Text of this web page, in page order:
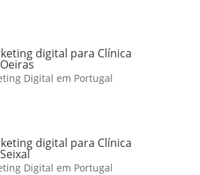
digital para Clínica
Digital em Portugal
digital para Clínica
Digital em Portugal